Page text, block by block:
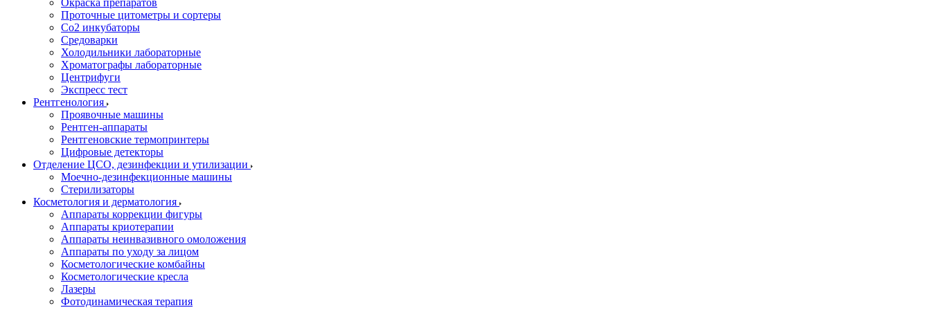
Окраска препаратов
Проточные цитометры и сортеры
Со2 инкубаторы
Средоварки
Холодильники лабораторные
Хроматографы лабораторные
Центрифуги
Экспресс тест
Рентгенология
Проявочные машины
Рентген-аппараты
Рентгеновские термопринтеры
Цифровые детекторы
Отделение ЦСО, дезинфекции и утилизации
Моечно-дезинфекционные машины
Стерилизаторы
Косметология и дерматология
Аппараты коррекции фигуры
Аппараты криотерапии
Аппараты неинвазивного омоложения
Аппараты по уходу за лицом
Косметологические комбайны
Косметологические кресла
Лазеры
Фотодинамическая терапия